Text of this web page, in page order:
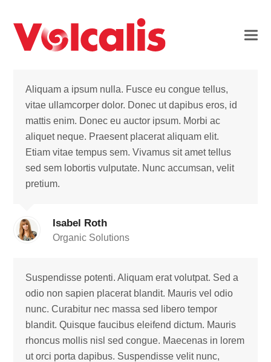
Aliquam a ipsum nulla. Fusce eu congue tellus,
vitae ullamcorper dolor. Donec ut dapibus eros, id
mattis enim. Donec eu auctor ipsum. Morbi ac
aliquet neque. Praesent placerat aliquam elit.
Etiam vitae tempus sem. Vivamus sit amet tellus
sed sem lobortis vulputate. Nunc accumsan, velit
pretium.
Isabel Roth
Organic Solutions
Suspendisse potenti. Aliquam erat volutpat. Sed a
odio non sapien placerat blandit. Mauris vel odio
nunc. Curabitur nec massa sed libero tempor
blandit. Quisque faucibus eleifend dictum. Mauris
rhoncus mollis nisl sed congue. Maecenas in lorem
ut orci porta dapibus. Suspendisse velit nunc,